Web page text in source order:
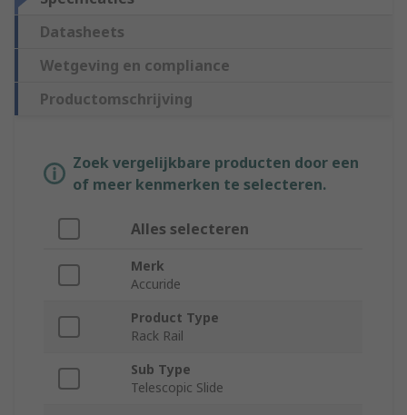
Datasheets
Wetgeving en compliance
Productomschrijving
Zoek vergelijkbare producten door een
of meer kenmerken te selecteren.
Alles selecteren
Merk
Accuride
Product Type
Rack Rail
Sub Type
Telescopic Slide